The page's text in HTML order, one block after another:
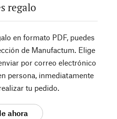
regalo
en formato PDF, puedes
de Manufactum. Elige
por correo electrónico
persona, inmediatamente
tu pedido.
ahora